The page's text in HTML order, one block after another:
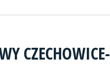
CZECHOWICE-